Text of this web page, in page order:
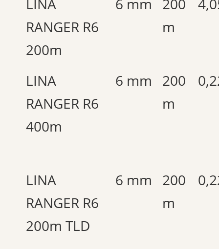
LINA
RANGER R6
200m
6 mm
200
m
LINA
RANGER R6
400m
6 mm
200
m
LINA
RANGER R6
200m TLD
6 mm
200
m